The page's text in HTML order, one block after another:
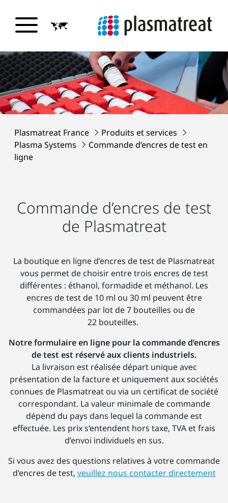
Plasmatreat France
Produits et services
Plasma Systems
Commande d’encres de test en
ligne
Commande d’encres de test
de Plasmatreat
La boutique en ligne d’encres de test de Plasmatreat
vous permet de choisir entre trois encres de test
différentes : éthanol, formadide et méthanol. Les
encres de test de 10 ml ou 30 ml peuvent être
commandées par lot de 7 bouteilles ou de
22 bouteilles.
Notre formulaire en ligne pour la commande d’encres
de test est réservé aux clients industriels.
La livraison est réalisée départ unique avec
présentation de la facture et uniquement aux sociétés
connues de Plasmatreat ou via un certificat de société
correspondant. La valeur minimale de commande
dépend du pays dans lequel la commande est
effectuée. Les prix s’entendent hors taxe, TVA et frais
d’envoi individuels en sus.
Si vous avez des questions relatives à votre commande
d’encres de test, veuillez nous contacter directement